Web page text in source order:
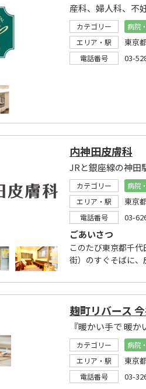
産科、婦人科、不
カテゴリー 病院
エリア・駅
東京
電話番号 03-
内神田皮膚科
JRと銀座線の神田
カテゴリー 病院
エリア・駅
東京
電話番号 03-
ごあいさつ
このたび東京都千
街）のすぐそばに
麹町リバース
カテゴリー 病院
エリア・駅
東京
電話番号 03-